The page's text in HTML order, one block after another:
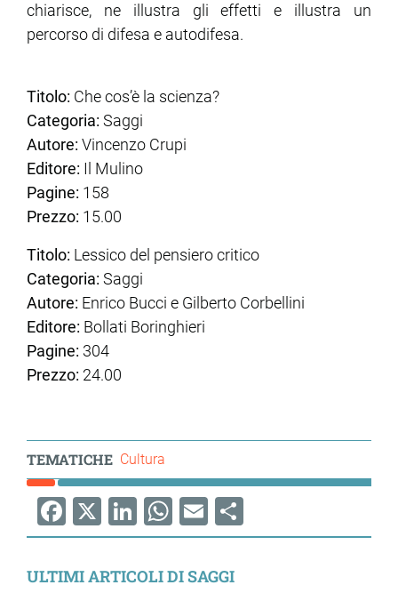
chiarisce, ne illustra gli effetti e illustra un
percorso di difesa e autodifesa.
Titolo: Che cos’è la scienza?
Categoria: Saggi
Autore: Vincenzo Crupi
Editore: Il Mulino
Pagine: 158
Prezzo: 15.00
Titolo: Lessico del pensiero critico
Categoria: Saggi
Autore: Enrico Bucci e Gilberto Corbellini
Editore: Bollati Boringhieri
Pagine: 304
Prezzo: 24.00
TEMATICHE Cultura
Facebook
X LinkedIn
WhatsApp
EmailShare
ULTIMI ARTICOLI DI SAGGI